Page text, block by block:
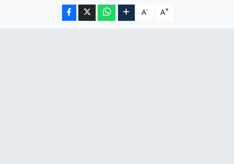
A- A+